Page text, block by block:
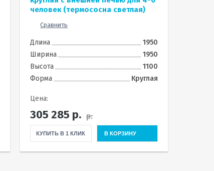
человек (термососна светлая)
Сравнить
Длина
1950
Ширина
1950
Высота
1100
Форма
Круглая
Цена:
305 285 р. р.
КУПИТЬ В 1 КЛИК В КОРЗИНУ